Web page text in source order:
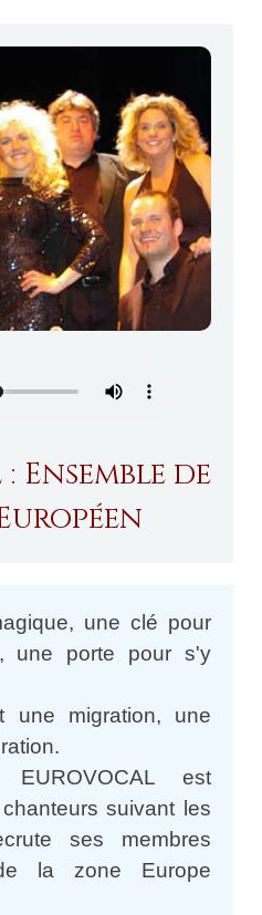
: Ensemble de
une clé pour
une porte pour s'y
une migration, une
est
suivant les
ses membres
la zone Europe